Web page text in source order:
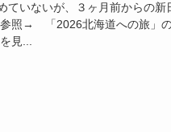
ていないが、３ヶ月前からの新
照→ 「2026北海道への旅」
見...